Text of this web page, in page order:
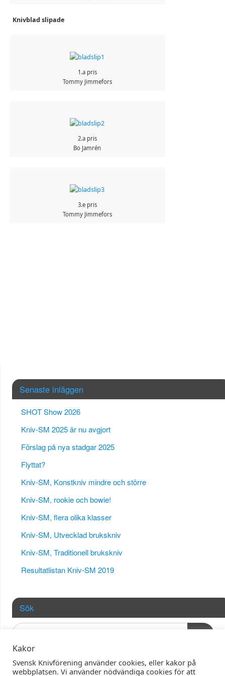
Knivblad slipade
1.a pris
Tommy Jimmefors
2.a pris
Bo Jamrén
3.e pris
Tommy Jimmefors
Senaste inläggen
SHOT Show 2026
Kniv-SM 2025 är nu avgjort
Förslag på nya stadgar 2025
Flyttat?
Kniv-SM, Konstkniv mindre och större
Kniv-SM, rookie och bowie!
Kniv-SM, flera olika klasser
Kniv-SM, Utvecklad brukskniv
Kniv-SM, Traditionell brukskniv
Resultatlistan Kniv-SM 2019
Sök
Kakor
Svensk Knivförening använder cookies, eller kakor på
webbplatsen. Vi använder nödvändiga cookies för att